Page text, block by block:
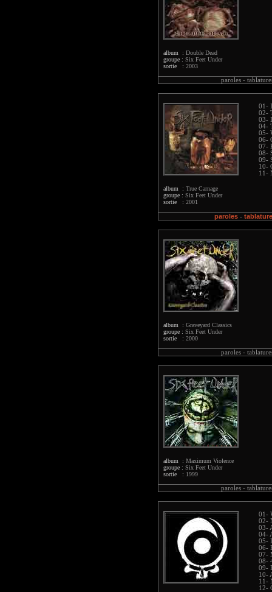
album : Double Dead
groupe : Six Feet Under
sortie : 2003
paroles -
album : True Carnage
groupe : Six Feet Under
sortie : 2001
01-
02-
03-
04-
05-
06-
07-
08-
09-
10-
11-
paroles-
album : Graveyard Classics
groupe : Six Feet Under
sortie : 2000
paroles -
album : Maximum Violence
groupe : Six Feet Under
sortie : 1999
paroles -
01-
02-
03-
04-
05-
06-
07-
08-
09-
10-
11-
12-